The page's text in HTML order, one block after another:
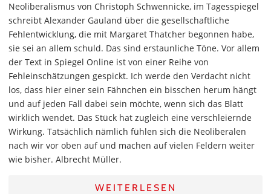
Neoliberalismus von Christoph Schwennicke, im Tagesspiegel
schreibt Alexander Gauland über die gesellschaftliche
Fehlentwicklung, die mit Margaret Thatcher begonnen habe,
sie sei an allem schuld. Das sind erstaunliche Töne. Vor allem
der Text in Spiegel Online ist von einer Reihe von
Fehleinschätzungen gespickt. Ich werde den Verdacht nicht
los, dass hier einer sein Fähnchen ein bisschen herum hängt
und auf jeden Fall dabei sein möchte, wenn sich das Blatt
wirklich wendet. Das Stück hat zugleich eine verschleiernde
Wirkung. Tatsächlich nämlich fühlen sich die Neoliberalen
nach wir vor oben auf und machen auf vielen Feldern weiter
wie bisher. Albrecht Müller.
WEITERLESEN